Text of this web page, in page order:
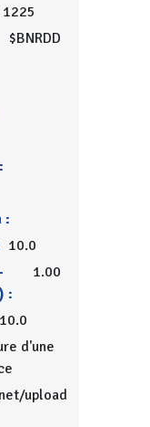
$BNRDD
:
10.0
:
1.00
10.0
d'une
upload